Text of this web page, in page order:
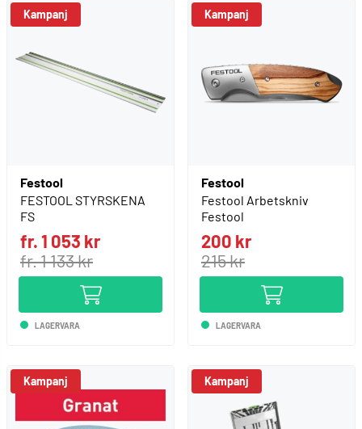
Kampanj
Festool
FESTOOL STYRSKENA
FS
fr. 1 053 kr
fr. 1 133 kr
LAGERVARA
Kampanj
Festool
Festool Arbetskniv
Festool
200 kr
215 kr
LAGERVARA
Kampanj Kampanj